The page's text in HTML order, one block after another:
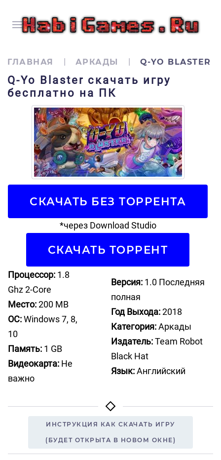
ГЛАВНАЯ АРКАДЫ Q-YO BLASTER
Q-Yo Blaster скачать игру
бесплатно на ПК
СКАЧАТЬ БЕЗ ТОРРЕНТА
*через Download Studio
СКАЧАТЬ ТОРРЕНТ
Процессор: 1.8
Ghz 2-Core
Место:200 MB
ОС:Windows 7, 8,
10
Память: 1 GB
Видеокарта: Не
важно
Версия: 1.0 Последняя
полная
Год Выхода:2018
Категория:Аркады
Издатель:Team Robot
Black Hat
Язык:Английский
ИНСТРУКЦИЯ КАК СКАЧАТЬ ИГРУ
(БУДЕТ ОТКРЫТА В НОВОМ ОКНЕ)